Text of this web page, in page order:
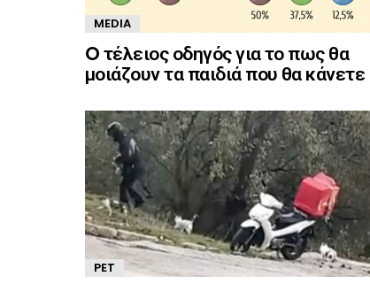
MEDIA
O τέλειος οδηγός για το πως θα
μοιάζουν τα παιδιά που θα κάνετε
PET